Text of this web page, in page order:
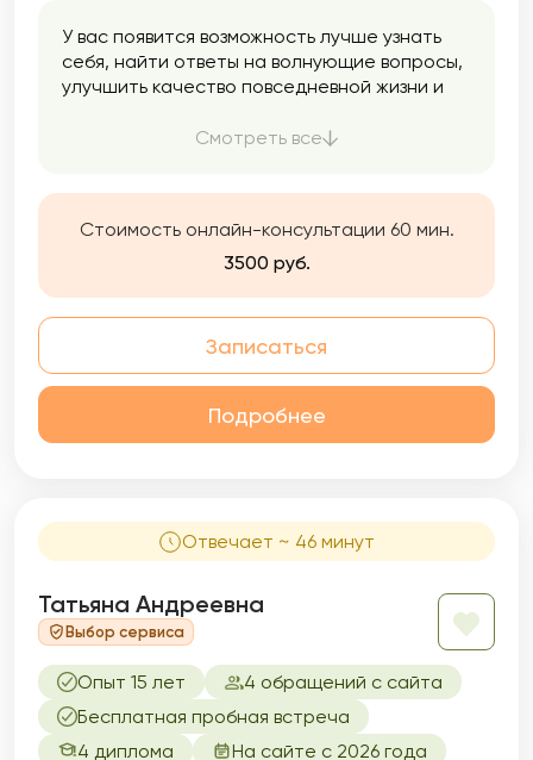
У вас появится возможность лучше узнать
себя, найти ответы на волнующие вопросы,
улучшить качество повседневной жизни и
Работаю в интегративном подходе, что
поведенческой терапии), Коучинга,
Психоанализа, Арт-терапию и гипноз.
Смотреть все
Стоимость онлайн-консультации 60 мин.
3500 руб.
Записаться
Подробнее
Отвечает ~ 46 минут
Татьяна Андреевна
Выбор сервиса
Опыт 15 лет
4 обращений с сайта
Бесплатная пробная встреча
4 диплома
На сайте с 2026 года